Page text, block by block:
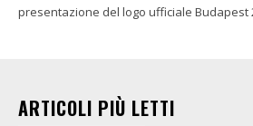
presentazione del logo ufficiale Budapest
ARTICOLI PIÙ LETTI